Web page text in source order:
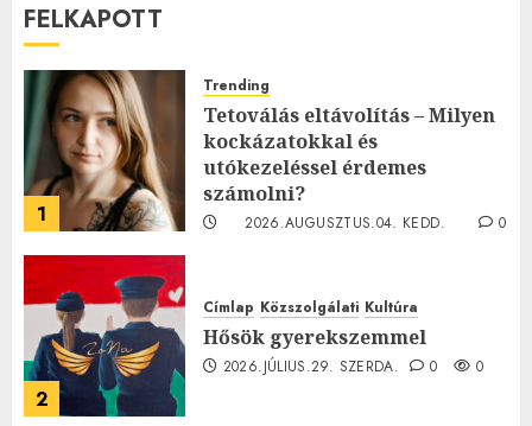
FELKAPOTT
1
Trending
Tetoválás eltávolítás – Milyen
kockázatokkal és
utókezeléssel érdemes
számolni?
2026.AUGUSZTUS.04. KEDD.
0
2
Címlap Közszolgálati Kultúra
Hősök gyerekszemmel
2026.JÚLIUS.29. SZERDA. 0 0